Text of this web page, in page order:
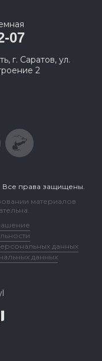
07
г. Саратов, ул.
2
Все права защищены.
материалов
данных
данных